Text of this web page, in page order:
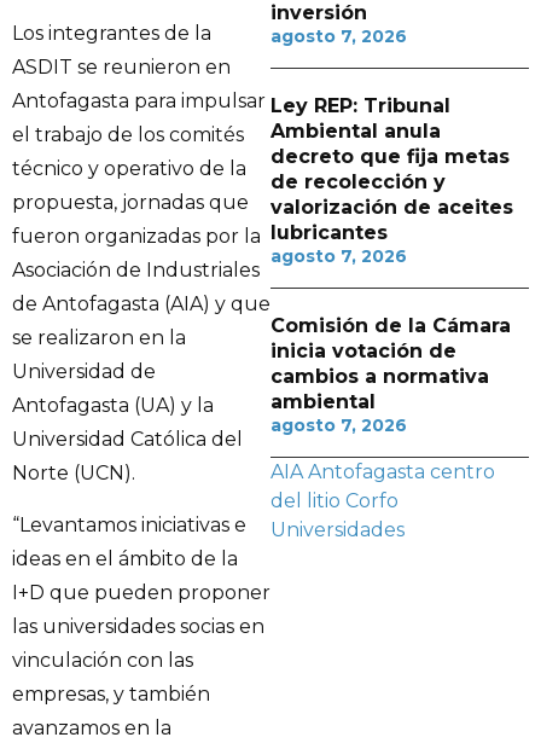
Los integrantes de la
ASDIT se reunieron en
Antofagasta para impulsar
el trabajo de los comités
técnico y operativo de la
propuesta, jornadas que
fueron organizadas por la
Asociación de Industriales
de Antofagasta (AIA) y que
se realizaron en la
Universidad de
Antofagasta (UA) y la
Universidad Católica del
Norte (UCN).
“Levantamos iniciativas e
ideas en el ámbito de la
I+D que pueden proponer
las universidades socias en
vinculación con las
empresas, y también
avanzamos en la
inversión
agosto 7, 2026
Ley REP: Tribunal
Ambiental anula
decreto que fija metas
de recolección y
valorización de aceites
lubricantes
agosto 7, 2026
Comisión de la Cámara
inicia votación de
cambios a normativa
ambiental
agosto 7, 2026
AIA Antofagasta centro
del litio Corfo
Universidades